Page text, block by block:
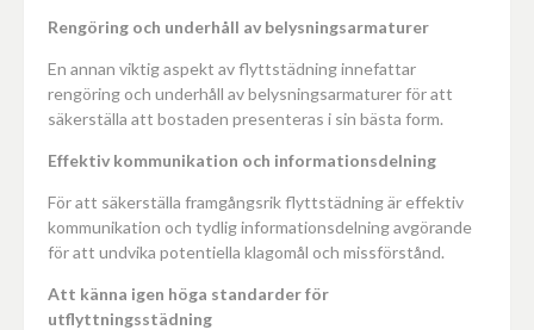
Rengöring och underhåll av belysningsarmaturer
En annan viktig aspekt av flyttstädning innefattar
rengöring och underhåll av belysningsarmaturer för att
säkerställa att bostaden presenteras i sin bästa form.
Effektiv kommunikation och informationsdelning
För att säkerställa framgångsrik flyttstädning är effektiv
kommunikation och tydlig informationsdelning avgörande
för att undvika potentiella klagomål och missförstånd.
Att känna igen höga standarder för
utflyttningsstädning